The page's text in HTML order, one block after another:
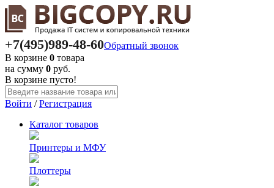
+7(495)989-48-60Обратный звонок
В корзине 0 товара
на сумму 0 руб.
В корзине пусто!
Войти /Регистрация
Каталог товаров
Принтеры и МФУ
Плоттеры